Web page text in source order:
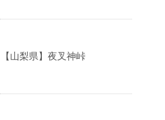
【山梨県】夜叉神峠